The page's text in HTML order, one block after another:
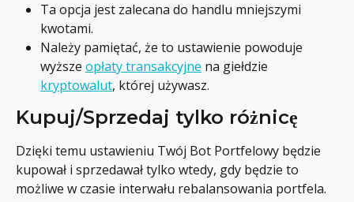
Ta opcja jest zalecana do handlu mniejszymi
kwotami.
Należy pamiętać, że to ustawienie powoduje
wyższe opłaty transakcyjne na giełdzie
kryptowalut, której używasz.
Kupuj/Sprzedaj tylko różnicę
Dzięki temu ustawieniu Twój Bot Portfelowy będzie
kupował i sprzedawał tylko wtedy, gdy będzie to
możliwe w czasie interwału rebalansowania portfela.